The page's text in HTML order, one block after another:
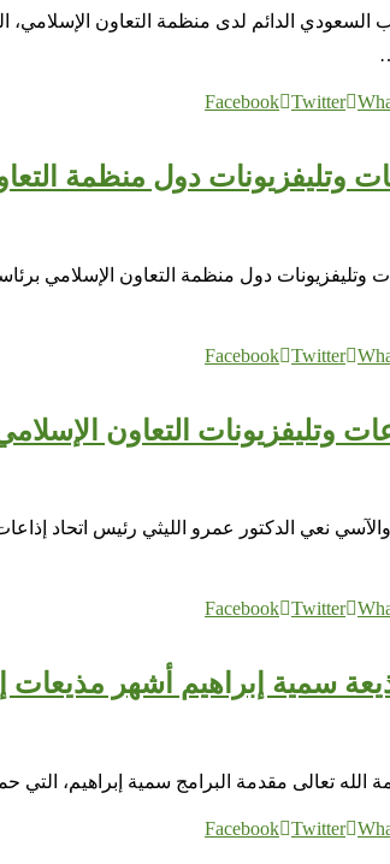
السعودي الدائم لدى منظمة التعاون
Facebook Twitter
وتليفزيونات دول منظمة
وتليفزيونات دول منظمة التعاون الإسلامي
Facebook Twitter
وتليفزيونات التعاون
نعي الدكتور عمرو الليثي رئيس اتحاد
Facebook Twitter
سمية إبراهيم أشهر مذيعات
الله تعالى مقدمة البرامج سمية إبراهيم،
Facebook Twitter